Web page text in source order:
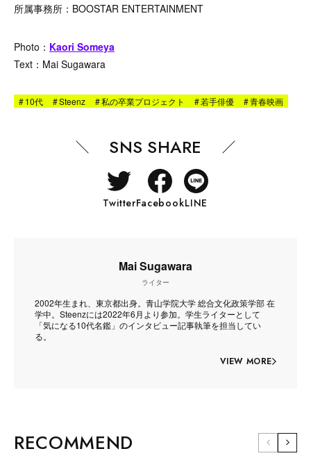
所属事務所：BOOSTAR ENTERTAINMENT
Photo： Kaori Someya
Text：Mai Sugawara
#10代 #Steenz #私の卒業プロジェクト #若手俳優 #青春映画
SNS SHARE
TwitterFacebookLINE
Mai Sugawara
ライター
2002年生まれ、東京都出身。青山学院大学 総合文化政策学部 在
学中。Steenzには2022年6月より参加。学生ライターとして
「気になる10代名鑑」のインタビュー記事執筆を担当してい
る。
VIEW MORE
RECOMMEND